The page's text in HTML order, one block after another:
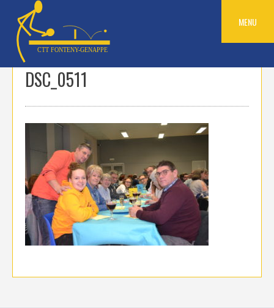
content
MENU
DSC_0511